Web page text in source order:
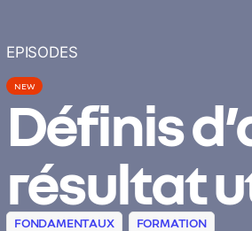
EPISODES
NEW
Définis
résultat
FONDAMENTAUX FORMATION